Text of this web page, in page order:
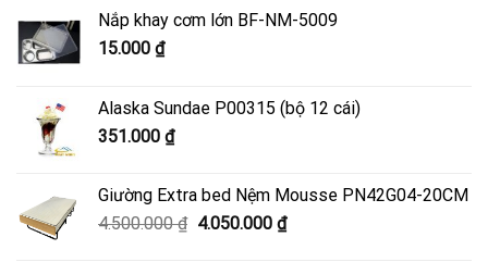
Nắp khay cơm lớn BF-NM-5009
15.000 ₫
Alaska Sundae P00315 (bộ 12 cái)
351.000 ₫
Giường Extra bed Nệm Mousse PN42G04-20CM
4.500.000₫ Giá
4.050.000 ₫Giá